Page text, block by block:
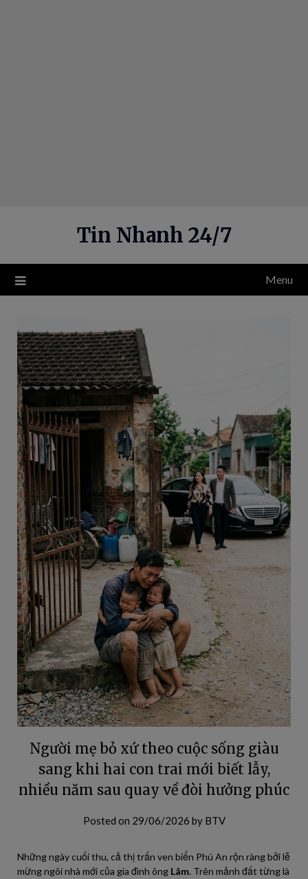
Tin Nhanh 24/7
Menu
Người mẹ bỏ xứ theo cuộc sống giàu
sang khi hai con trai mới biết lẫy,
nhiều năm sau quay về đòi hưởng phúc
Posted on 29/06/2026 by BTV
Những ngày cuối thu, cả thị trấn ven biển Phú An rộn ràng bởi lễ
mừng ngôi nhà mới của gia đình ông Lâm. Trên mảnh đất từng là